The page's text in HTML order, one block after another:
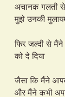
अचानक गलती से
मुझे उनकी
फिर जल्दी से
को दे दिया
जैसा कि मैंने
और मैंने कभी